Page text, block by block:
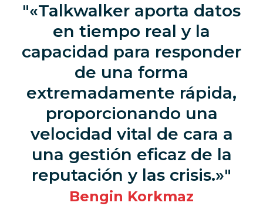
«Talkwalker aporta datos
en tiempo real y la
capacidad para responder
de una forma
extremadamente rápida,
proporcionando una
velocidad vital de cara a
una gestión eficaz de la
reputación y las crisis.»
Bengin Korkmaz